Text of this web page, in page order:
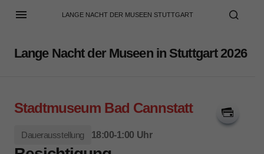
LANGE NACHT DER MUSEEN STUTTGART
Lange Nacht der Museen in Stuttgart 2026
Stadtmuseum Bad Cannstatt
Dauerausstellung 18:00-1:00 Uhr